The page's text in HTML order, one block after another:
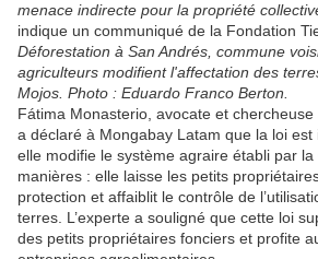
menace indirecte pour la propriété
indique un communiqué de la Fondation
Déforestation à San Andrés, commune
agriculteurs modifient l'affectation des
Mojos. Photo : Eduardo Franco Berton.
Fátima Monasterio, avocate et chercheuse
a déclaré à Mongabay Latam que la loi
elle modifie le système agraire établi par
manières : elle laisse les petits
protection et affaiblit le contrôle de
terres. L’experte a souligné que cette loi
des petits propriétaires fonciers et profite